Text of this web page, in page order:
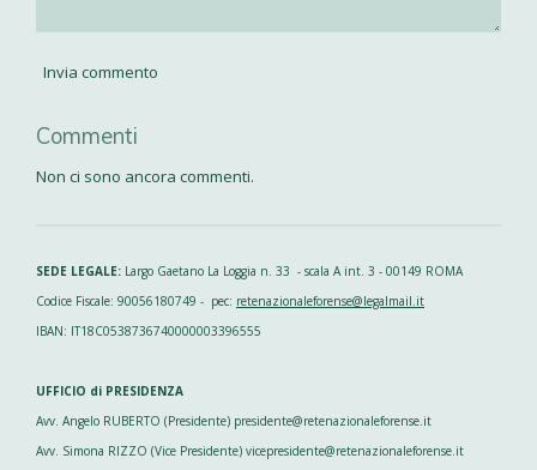
Invia commento
Commenti
Non ci sono ancora commenti.
SEDE LEGALE: Largo Gaetano La Loggia n. 33 - scala A int. 3 - 00149 ROMA
Codice Fiscale: 90056180749 - pec: retenazionaleforense@legalmail.it
IBAN: IT18C0538736740000003396555
UFFICIO di PRESIDENZA
Avv. Angelo RUBERTO (Presidente) presidente@retenazionaleforense.it
Avv. Simona RIZZO (Vice Presidente) vicepresidente@retenazionaleforense.it